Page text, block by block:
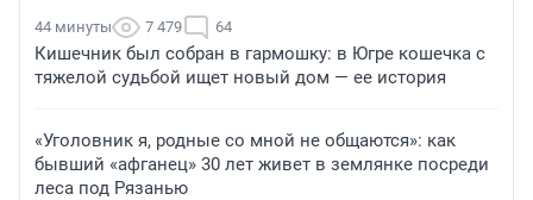
44 минуты 7 479 64
Кишечник был собран в гармошку: в Югре кошечка с
тяжелой судьбой ищет новый дом — ее история
«Уголовник я, родные со мной не общаются»: как
бывший «афганец» 30 лет живет в землянке посреди
леса под Рязанью